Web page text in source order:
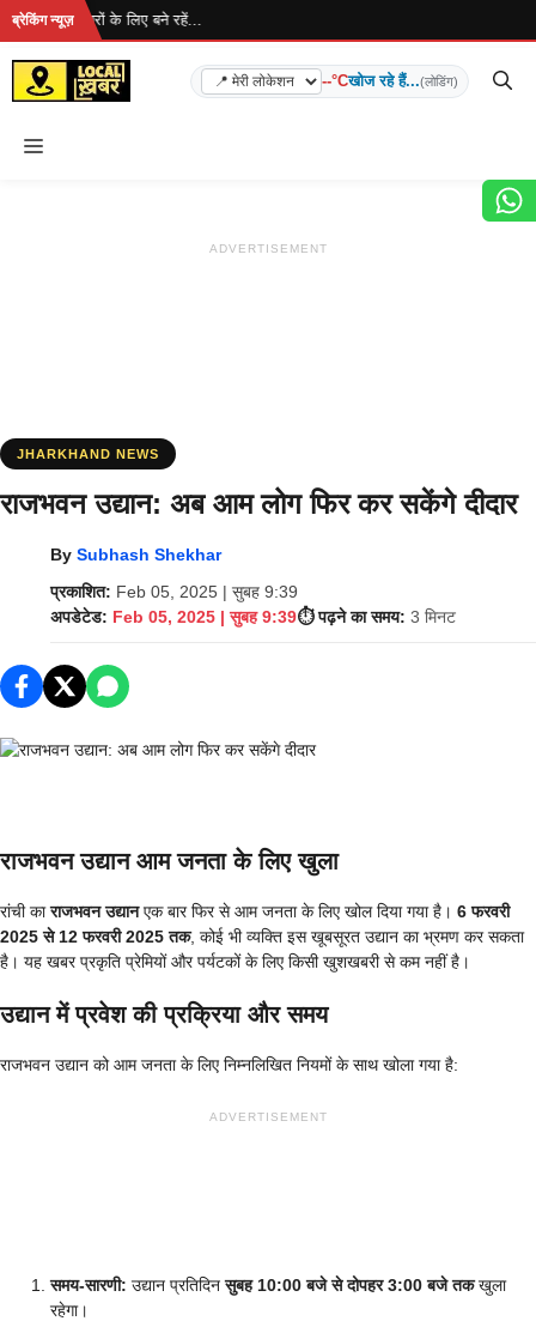
Skip
content
ब्रेकिंग न्यूज़
है... ताज़ा खबरों के लिए बने रहें...
--°Cखोज रहे हैं...(लोडिंग)
Menu
ADVERTISEMENT
JHARKHAND NEWS
राजभवन उद्यान: अब आम लोग फिर कर सकेंगे दीदार
By Subhash Shekhar
प्रकाशित: Feb 05, 2025 | सुबह 9:39
अपडेटेड: Feb 05, 2025 | सुबह 9:39⏱️ पढ़ने का समय: 3 मिनट
राजभवन उद्यान आम जनता के लिए खुला
रांची काराजभवन उद्यानएक बार फिर से आम जनता के लिए खोल दिया गया है। 6 फरवरी
2025 से 12 फरवरी 2025 तक, कोई भी व्यक्ति इस खूबसूरत उद्यान का भ्रमण कर सकता
है। यह खबर प्रकृति प्रेमियों और पर्यटकों के लिए किसी खुशखबरी से कम नहीं है।
उद्यान में प्रवेश की प्रक्रिया और समय
राजभवन उद्यान को आम जनता के लिए निम्नलिखित नियमों के साथ खोला गया है:
ADVERTISEMENT
समय-सारणी: उद्यान प्रतिदिनसुबह 10:00 बजे से दोपहर 3:00 बजे तकखुला
रहेगा।